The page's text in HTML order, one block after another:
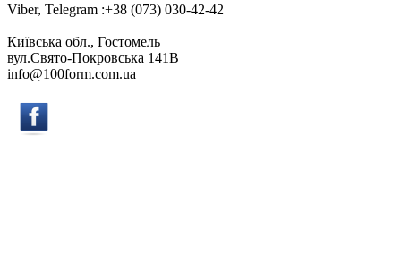
Viber, Telegram :+38 (073) 030-42-42
Київська обл., Гостомель
вул.Свято-Покровська 141B
info@100form.com.ua